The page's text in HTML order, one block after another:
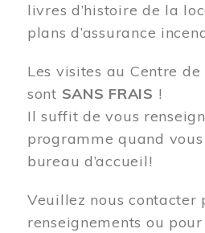
livres d’histoire de la
plans d’assurance
Les visites au Centre
sont SANS FRAIS !
Il suffit de vous
programme quand
bureau d’accueil!
Veuillez nous contacter
renseignements ou